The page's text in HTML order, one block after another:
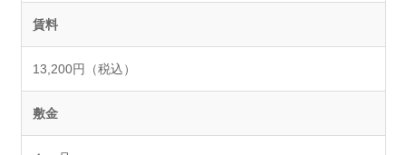
賃料
13,200円（税込）
敷金